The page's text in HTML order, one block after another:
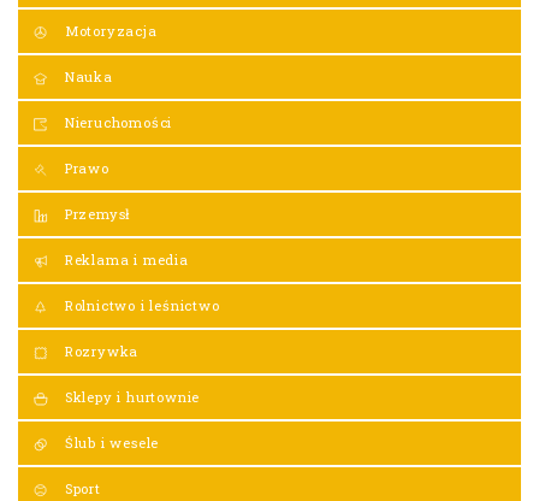
Motoryzacja
Nauka
Nieruchomości
Prawo
Przemysł
Reklama i media
Rolnictwo i leśnictwo
Rozrywka
Sklepy i hurtownie
Ślub i wesele
Sport